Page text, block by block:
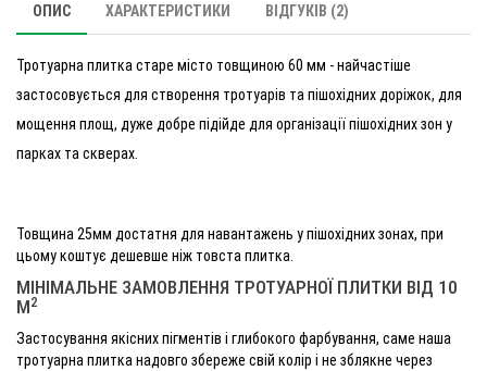
ОПИС ХАРАКТЕРИСТИКИ ВІДГУКІВ (2)
Тротуарна плитка старе місто товщиною 60 мм - найчастіше
застосовується для створення тротуарів та пішохідних доріжок, для
мощення площ, дуже добре підійде для організації пішохідних зон у
парках та скверах.
Товщина 25мм достатня для навантажень у пішохідних зонах, при
цьому коштує дешевше ніж товста плитка.
МІНІМАЛЬНЕ ЗАМОВЛЕННЯ ТРОТУАРНОЇ ПЛИТКИ ВІД 10
М2
Застосування якісних пігментів і глибокого фарбування, саме наша
тротуарна плитка надовго збереже свій колір і не зблякне через